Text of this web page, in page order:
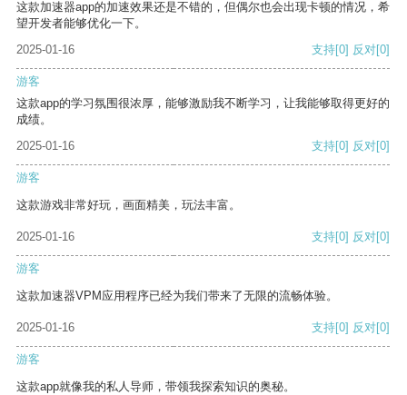
这款加速器app的加速效果还是不错的，但偶尔也会出现卡顿的情况，希
望开发者能够优化一下。
2025-01-16
支持[0] 反对[0]
游客
这款app的学习氛围很浓厚，能够激励我不断学习，让我能够取得更好的
成绩。
2025-01-16
支持[0] 反对[0]
游客
这款游戏非常好玩，画面精美，玩法丰富。
2025-01-16 支持[0] 反对[0]
游客
这款加速器VPM应用程序已经为我们带来了无限的流畅体验。
2025-01-16 支持[0] 反对[0]
游客
这款app就像我的私人导师，带领我探索知识的奥秘。